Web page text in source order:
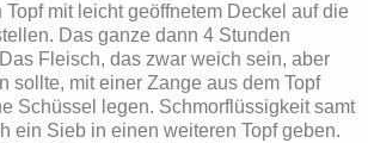
mit leicht geöffnetem Deckel auf die
Das ganze dann 4 Stunden
Fleisch, das zwar weich sein, aber
sollte, mit einer Zange aus dem Topf
Schüssel legen. Schmorflüssigkeit samt
ein Sieb in einen weiteren Topf geben.